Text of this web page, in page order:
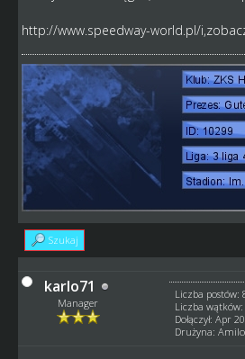
http://www.speedway-world.pl/
Szukaj
karlo71
Manager
Liczba postów:
Liczba wątków:
Dołączył: Apr
Drużyna: